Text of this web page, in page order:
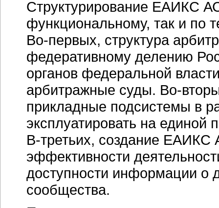
Структурирование ЕАИКС
функциональному, так и по
Во-первых, структура
федеративному делению
органов федеральной
арбитражные суды. Во-
прикладные подсистемы в
эксплуатировать на единой
В-третьих, создание ЕАИКС
эффективности
доступности информации о
сообщества.